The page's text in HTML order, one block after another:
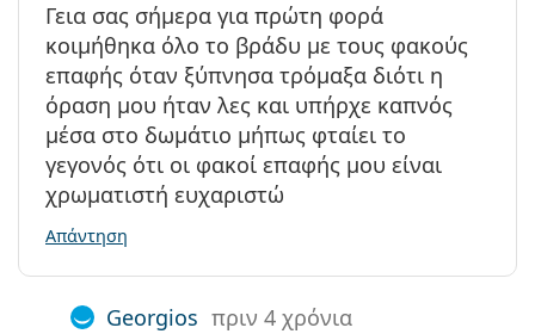
Γεια σας σήμερα για πρώτη φορά
κοιμήθηκα όλο το βράδυ με τους φακούς
επαφής όταν ξύπνησα τρόμαξα διότι η
όραση μου ήταν λες και υπήρχε καπνός
μέσα στο δωμάτιο μήπως φταίει το
γεγονός ότι οι φακοί επαφής μου είναι
χρωματιστή ευχαριστώ
Απάντηση
Georgios πριν 4 χρόνια